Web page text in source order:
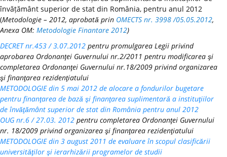
învățământ superior de stat din România, pentru anul 2012
(Metodologie – 2012, aprobată prin OMECTS nr. 3998 /05.05.2012,
Anexa OM: Metodologie Finantare 2012)
DECRET nr.453 / 3.07.2012 pentru promulgarea Legii privind
aprobarea Ordonanţei Guvernului nr.2/2011 pentru modificarea şi
completarea Ordonanţei Guvernului nr.18/2009 privind organizarea
şi finanţarea rezidenţiatului
METODOLOGIE din 5 mai 2012 de alocare a fondurilor bugetare
pentru finanţarea de bază şi finanţarea suplimentară a instituţiilor
de învăţământ superior de stat din România pentru anul 2012
OUG nr.6 / 27.03. 2012 pentru completarea Ordonanţei Guvernului
nr. 18/2009 privind organizarea şi finanţarea rezidenţiatului
METODOLOGIE din 3 august 2011 de evaluare în scopul clasificării
universităţilor şi ierarhizării programelor de studii